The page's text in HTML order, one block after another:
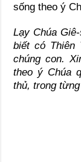
sống theo ý
Lạy Chúa
biết có Thiên
chúng con.
theo ý Chúa
thủ, trong